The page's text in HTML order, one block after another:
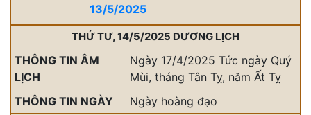
13/5/2025
THỨ TƯ, 14/5/2025 DƯƠNG LỊCH
THÔNG TIN ÂM
LỊCH
Ngày 17/4/2025 Tức ngày Quý
Mùi, tháng Tân Tỵ, năm Ất Tỵ
THÔNG TIN NGÀY
Ngày hoàng đạo